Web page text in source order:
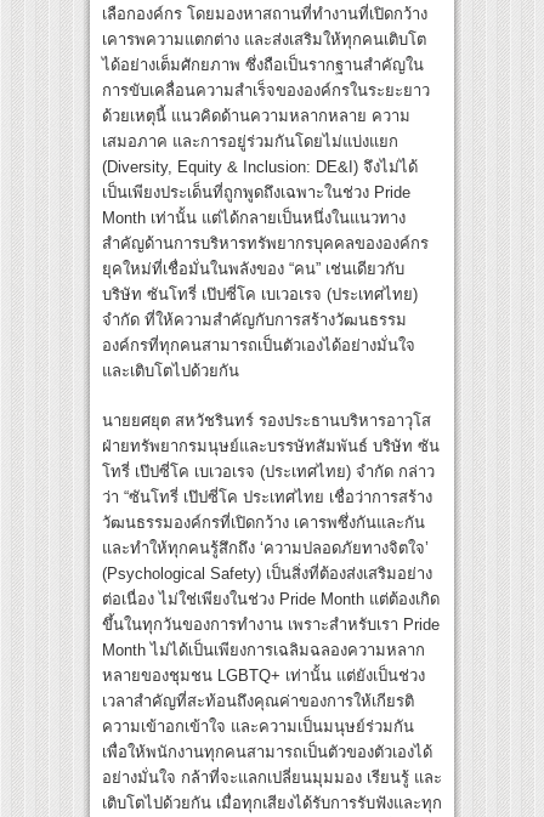
เลือกองค์กร โดยมองหาสถานที่ทำงานที่เปิดกว้าง
เคารพความแตกต่าง และส่งเสริมให้ทุกคนเติบโต
ได้อย่างเต็มศักยภาพ ซึ่งถือเป็นรากฐานสำคัญใน
การขับเคลื่อนความสำเร็จขององค์กรในระยะยาว
ด้วยเหตุนี้ แนวคิดด้านความหลากหลาย ความ
เสมอภาค และการอยู่ร่วมกันโดยไม่แบ่งแยก
(Diversity, Equity & Inclusion: DE&I) จึงไม่ได้
เป็นเพียงประเด็นที่ถูกพูดถึงเฉพาะในช่วง Pride
Month เท่านั้น แต่ได้กลายเป็นหนึ่งในแนวทาง
สำคัญด้านการบริหารทรัพยากรบุคคลขององค์กร
ยุคใหม่ที่เชื่อมั่นในพลังของ “คน” เช่นเดียวกับ
บริษัท ซันโทรี่ เป๊ปซี่โค เบเวอเรจ (ประเทศไทย)
จำกัด ที่ให้ความสำคัญกับการสร้างวัฒนธรรม
องค์กรที่ทุกคนสามารถเป็นตัวเองได้อย่างมั่นใจ
และเติบโตไปด้วยกัน
นายยศยุต สหวัชรินทร์ รองประธานบริหารอาวุโส
ฝ่ายทรัพยากรมนุษย์และบรรษัทสัมพันธ์ บริษัท ซัน
โทรี่ เป๊ปซี่โค เบเวอเรจ (ประเทศไทย) จำกัด กล่าว
ว่า “ซันโทรี่ เป๊ปซี่โค ประเทศไทย เชื่อว่าการสร้าง
วัฒนธรรมองค์กรที่เปิดกว้าง เคารพซึ่งกันและกัน
และทำให้ทุกคนรู้สึกถึง ‘ความปลอดภัยทางจิตใจ’
(Psychological Safety) เป็นสิ่งที่ต้องส่งเสริมอย่าง
ต่อเนื่อง ไม่ใช่เพียงในช่วง Pride Month แต่ต้องเกิด
ขึ้นในทุกวันของการทำงาน เพราะสำหรับเรา Pride
Month ไม่ได้เป็นเพียงการเฉลิมฉลองความหลาก
หลายของชุมชน LGBTQ+ เท่านั้น แต่ยังเป็นช่วง
เวลาสำคัญที่สะท้อนถึงคุณค่าของการให้เกียรติ
ความเข้าอกเข้าใจ และความเป็นมนุษย์ร่วมกัน
เพื่อให้พนักงานทุกคนสามารถเป็นตัวของตัวเองได้
อย่างมั่นใจ กล้าที่จะแลกเปลี่ยนมุมมอง เรียนรู้ และ
เติบโตไปด้วยกัน เมื่อทุกเสียงได้รับการรับฟังและทุก